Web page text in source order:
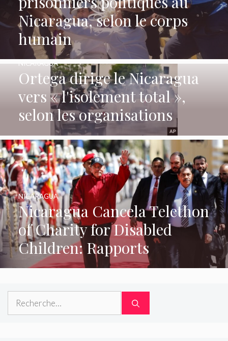
Nicaragua, selon le corps
humain
Ortega dirige le Nicaragua
vers « l'isolement total »,
selon les organisations
NICARAGUA
Nicaragua Cancela Telethon
of Charity for Disabled
Children: Rapports
NICARAGUA
Rechercher :